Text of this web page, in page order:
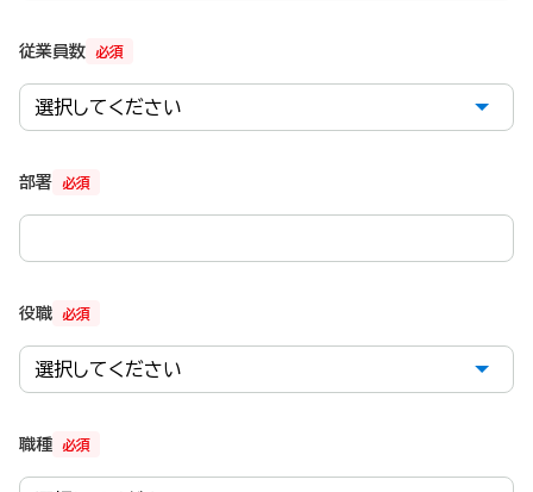
必須
従業員数
必須
部署
必須
役職
必須
職種